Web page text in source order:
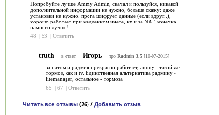
Попробуйте лучше Ammy Admin, скачал и пользуйся, никакой
дополнительной информации не нужно, больше скажу: даже
установки не нужно. прога шифрует данные (если вдруг..),
хорошо работает при медленном инете, ну и за NAT, конечно.
намного лучше!
48
53 Ответить
truth в ответ Игорь про Radmin 3.5[10-07-2015]
за натом и радмин прекрасно работает, ammy - такой же
тормоз, как и tv. Единственная альтернатива радмину -
litemanager, остальное - тормоза
65
| 67 | Ответить
Читать все отзывы(26) / Добавить отзыв